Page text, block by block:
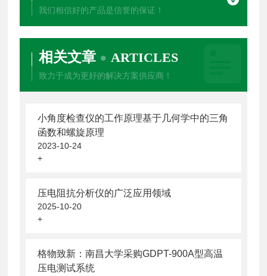
我们相信好的产品是信誉的保证！
相关文章 ARTICLES
致力于成为更好的解决方案供应商！
小角度检查仪的工作原理基于几何学中的三角
函数和螺旋原理
2023-10-24
+
压电阻抗分析仪的广泛应用领域
2025-10-20
+
格物致新：南昌大学采购GDPT-900A型高温
压电测试系统